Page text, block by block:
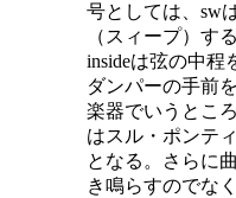
号としては、 sw
（スィープ）する
insideは弦の中程
ダンパーの手前
楽器でいうとこ
はスル・ポンテ
となる。さらに
き鳴らすのでな